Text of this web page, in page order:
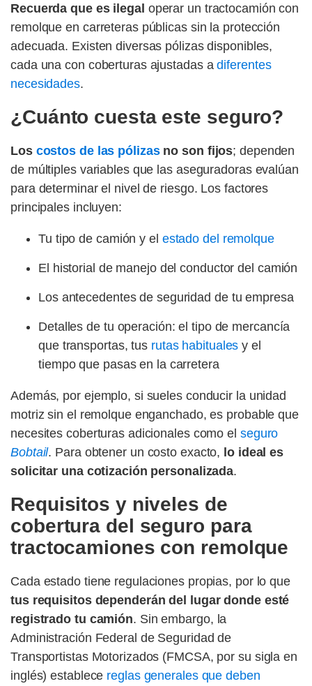
Recuerda que es ilegal operar un tractocamión con
remolque en carreteras públicas sin la protección
adecuada. Existen diversas pólizas disponibles,
cada una con coberturas ajustadas adiferentes
necesidades.
¿Cuánto cuesta este seguro?
Los costos de las pólizasno son fijos; dependen
de múltiples variables que las aseguradoras evalúan
para determinar el nivel de riesgo. Los factores
principales incluyen:
Tu tipo de camión y el estado del remolque
El historial de manejo del conductor del camión
Los antecedentes de seguridad de tu empresa
Detalles de tu operación: el tipo de mercancía
que transportas, tus rutas habituales y el
tiempo que pasas en la carretera
Además, por ejemplo, si sueles conducir la unidad
motriz sin el remolque enganchado, es probable que
necesites coberturas adicionales como el seguro
Bobtail. Para obtener un costo exacto, lo ideal es
solicitar una cotización personalizada.
Requisitos y niveles de
cobertura del seguro para
tractocamiones con remolque
Cada estado tiene regulaciones propias, por lo que
tus requisitos dependerán del lugar donde esté
registrado tu camión. Sin embargo, la
Administración Federal de Seguridad de
Transportistas Motorizados (FMCSA, por su sigla en
inglés) establece reglas generales que deben